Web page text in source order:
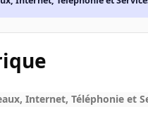
Internet, Téléphonie et